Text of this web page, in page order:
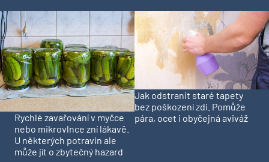
Rychlé zavařování v myčce
nebo mikrovlnce zní lákavě.
U některých potravin ale
může jít o zbytečný hazard
Jak odstranit staré tapety
bez poškození zdi. Pomůže
pára, ocet i obyčejná aviváž